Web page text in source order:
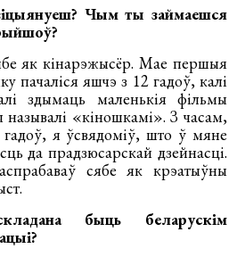
Чым ты займаешся
як кінарэжысёр. Мае першыя
пачаліся яшчэ з 12 гадоў, калі
здымаць маленькія фільмы
«кіношкамі». З часам,
я ўсвядоміў, што ў мяне
да прадзюсарскай дзейнасці.
сябе як крэатыўны
быць беларускім